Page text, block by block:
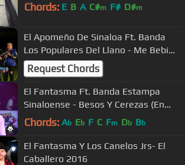
Chords: E B A C#m F# D#m
El Apomeño De Sinaloa Ft. Banda
Los Populares Del Llano - Me Bebi
Tus Recuerdos (En Vivo 2018)
Request Chords
El Fantasma Ft. Banda Estampa
Sinaloense - Besos Y Cerezas (En
Vivo Desde Las Pulgas 2016)
Chords: Ab Eb F C Fm Db Bb
El Fantasma Y Los Canelos Jrs- El
Caballero 2016